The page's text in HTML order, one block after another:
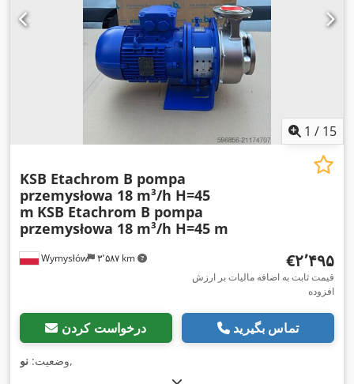
1 / 15
Wymysłów ۳٬۵۸۷ km
KSB Etachrom B pompa
przemysłowa 18 m³/h H=45
m KSB Etachrom B pompa
przemysłowa 18 m³/h H=45 m
‎€۲٬۴۹۵
قیمت ثابت به اضافه مالیات بر ارزش
افزوده
درخواست کردن تماس بگیرید
وضعیت: نو ,